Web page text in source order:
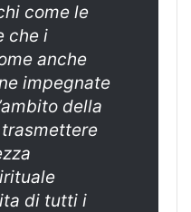
come le
che i
anche
impegnate
della
di tutti i